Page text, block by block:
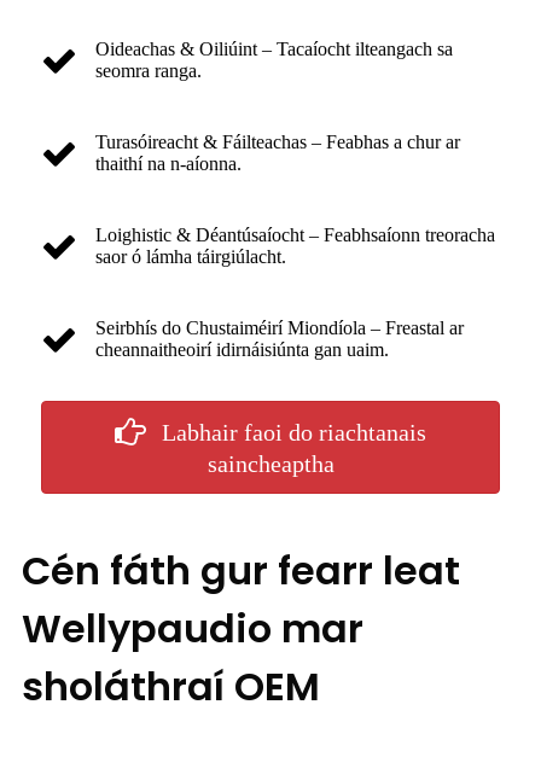
Oideachas & Oiliúint – Tacaíocht ilteangach sa
seomra ranga.
Turasóireacht & Fáilteachas – Feabhas a chur ar
thaithí na n-aíonna.
Loighistic & Déantúsaíocht – Feabhsaíonn treoracha
saor ó lámha táirgiúlacht.
Seirbhís do Chustaiméirí Miondíola – Freastal ar
cheannaitheoirí idirnáisiúnta gan uaim.
Labhair faoi do riachtanais
saincheaptha
Cén fáth gur fearr leat
Wellypaudio mar
sholáthraí OEM